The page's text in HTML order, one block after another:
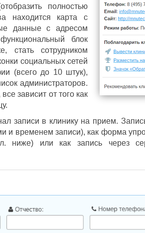
полностью
находится карта с
данные с адресом
блок
стать сотрудником
социальных сетей
(всего до 10 штук),
администраторов.
зависит от того как
записи в клинику на прием.
и временем записи), как форма
ниже) или как запись через